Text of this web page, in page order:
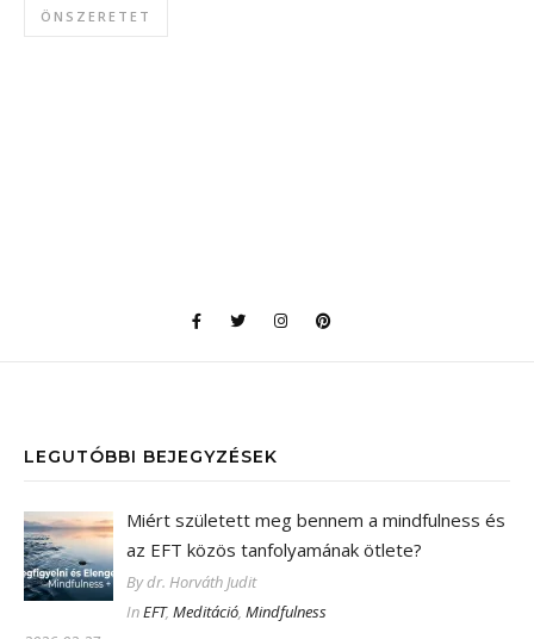
ÖNSZERETET
LEGUTÓBBI BEJEGYZÉSEK
Miért született meg bennem a mindfulness és
az EFT közös tanfolyamának ötlete?
By dr. Horváth Judit
InEFT,Meditáció,Mindfulness